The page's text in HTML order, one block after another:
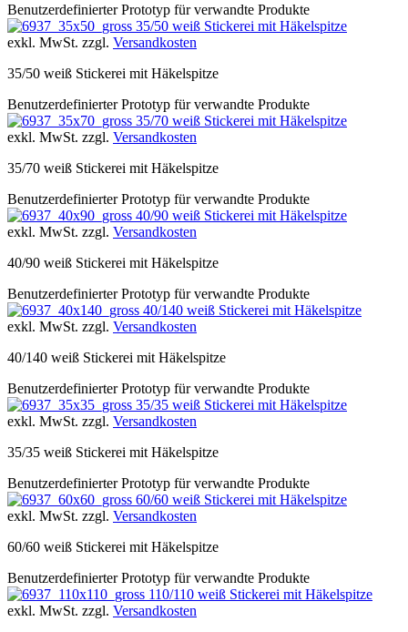
Benutzerdefinierter Prototyp für verwandte Produkte
35/50 weiß Stickerei mit Häkelspitze
exkl. MwSt. zzgl. Versandkosten
35/50 weiß Stickerei mit Häkelspitze
Benutzerdefinierter Prototyp für verwandte Produkte
35/70 weiß Stickerei mit Häkelspitze
exkl. MwSt. zzgl. Versandkosten
35/70 weiß Stickerei mit Häkelspitze
Benutzerdefinierter Prototyp für verwandte Produkte
40/90 weiß Stickerei mit Häkelspitze
exkl. MwSt. zzgl. Versandkosten
40/90 weiß Stickerei mit Häkelspitze
Benutzerdefinierter Prototyp für verwandte Produkte
40/140 weiß Stickerei mit Häkelspitze
exkl. MwSt. zzgl. Versandkosten
40/140 weiß Stickerei mit Häkelspitze
Benutzerdefinierter Prototyp für verwandte Produkte
35/35 weiß Stickerei mit Häkelspitze
exkl. MwSt. zzgl. Versandkosten
35/35 weiß Stickerei mit Häkelspitze
Benutzerdefinierter Prototyp für verwandte Produkte
60/60 weiß Stickerei mit Häkelspitze
exkl. MwSt. zzgl. Versandkosten
60/60 weiß Stickerei mit Häkelspitze
Benutzerdefinierter Prototyp für verwandte Produkte
110/110 weiß Stickerei mit Häkelspitze
exkl. MwSt. zzgl. Versandkosten